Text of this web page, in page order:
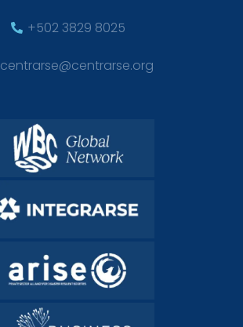
+502 3829 8025
centrarse@centrarse.org